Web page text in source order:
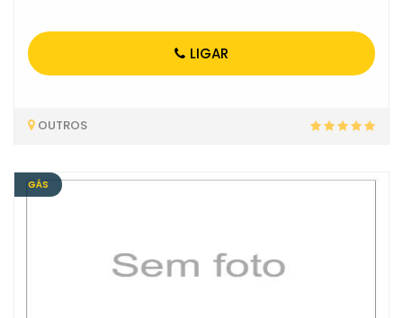
LIGAR
OUTROS
GÁS